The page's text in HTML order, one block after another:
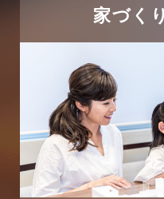
太陽光発電活用事例
市民リフォームサービス
店舗・テナント施工事例
戸建賃貸住宅活用事例
2023年12月
2023年11月
2023年10月
2023年9月
家づく